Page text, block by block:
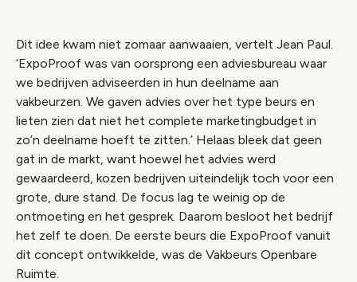
Dit idee kwam niet zomaar aanwaaien, vertelt Jean Paul.
‘ExpoProof was van oorsprong een adviesbureau waar
we bedrijven adviseerden in hun deelname aan
vakbeurzen. We gaven advies over het type beurs en
lieten zien dat niet het complete marketingbudget in
zo’n deelname hoeft te zitten.’ Helaas bleek dat geen
gat in de markt, want hoewel het advies werd
gewaardeerd, kozen bedrijven uiteindelijk toch voor een
grote, dure stand. De focus lag te weinig op de
ontmoeting en het gesprek. Daarom besloot het bedrijf
het zelf te doen. De eerste beurs die ExpoProof vanuit
dit concept ontwikkelde, was de Vakbeurs Openbare
Ruimte.